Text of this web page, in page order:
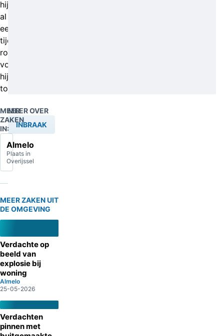
hij
al
een
tijdje
rondhing
voor
hij
toesloeg.
MEER
ZAKEN
IN:
Almelo
Plaats in
Overijssel
MEER OVER
INBRAAK
MEER ZAKEN UIT
DE OMGEVING
Verdachte op
beeld van
explosie bij
woning
Almelo
25-05-2026
Verdachten
pinnen met